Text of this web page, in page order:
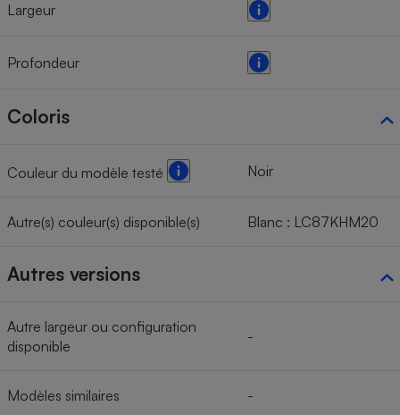
Largeur
Profondeur
Coloris
Couleur du modèle testé Noir
Autre(s) couleur(s) disponible(s) Blanc : LC87KHM20
Autres versions
Autre largeur ou configuration
disponible
-
Modèles similaires -